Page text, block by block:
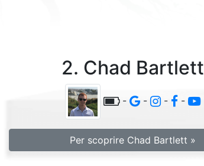
2. Chad Bartlett
- - - -
Per scoprire Chad Bartlett »